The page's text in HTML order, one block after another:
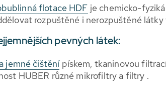
flotace HDF je chemicko-
rozpuštěné i nerozpuštěné látky
pevných látek:
jemné čištěnípískem, tkaninovou
HUBER různé mikrofiltry a filtry .